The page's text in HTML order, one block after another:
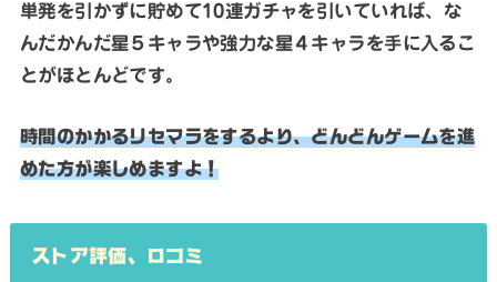
単発を引かずに貯めて10連ガチャを引いていれば、な
んだかんだ星５キャラや強力な星４キャラを手に入るこ
とがほとんどです。
時間のかかるリセマラをするより、どんどんゲームを進
めた方が楽しめますよ！
ストア評価、口コミ